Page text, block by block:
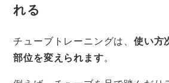
れる
チューブトレーニングは、 使い方
部位を変えられます。